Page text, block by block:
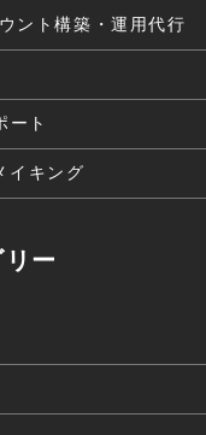
ント構築・運用代行
ート
イキング
ー